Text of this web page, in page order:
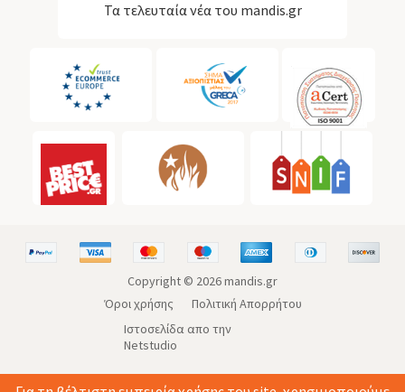
Τα τελευταία νέα του mandis.gr
Copyright © 2026mandis.gr
Όροι χρήσης
Πολιτική Απορρήτου
Ιστοσελίδα απο την
Netstudio